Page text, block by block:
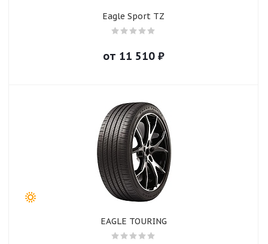
Eagle Sport TZ
от 11 510₽
EAGLE TOURING